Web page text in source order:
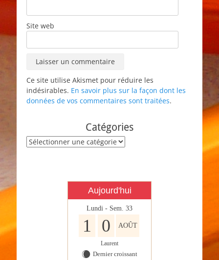
Site web
Ce site utilise Akismet pour réduire les
indésirables. En savoir plus sur la façon dont les
données de vos commentaires sont traitées.
Catégories
Catégories
Aujourd'hui
Lundi - Sem. 33
1 0 AOÛT
Laurent
X Dernier croissant